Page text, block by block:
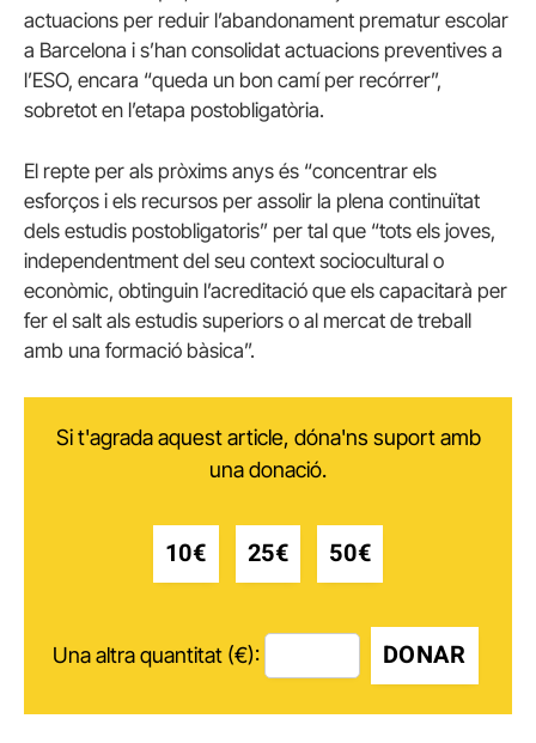
actuacions per reduir l’abandonament prematur escolar
a Barcelona i s’han consolidat actuacions preventives a
l’ESO, encara “queda un bon camí per recórrer”,
sobretot en l’etapa postobligatòria.
El repte per als pròxims anys és “concentrar els
esforços i els recursos per assolir la plena continuïtat
dels estudis postobligatoris” per tal que “tots els joves,
independentment del seu context sociocultural o
econòmic, obtinguin l’acreditació que els capacitarà per
fer el salt als estudis superiors o al mercat de treball
amb una formació bàsica”.
Si t'agrada aquest article, dóna'ns suport amb
una donació.
10€ 25€ 50€
Una altra quantitat (€): DONAR